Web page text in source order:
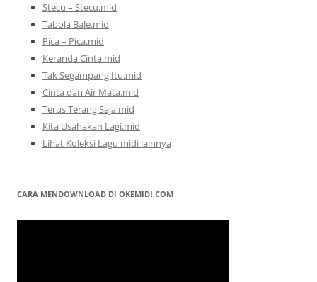
Stecu – Stecu.mid
Tabola Bale.mid
Pica – Pica.mid
Keranda Cinta.mid
Tak Segampang Itu.mid
Cinta dan Air Mata.mid
Terus Terang Saja.mid
Kita Usahakan Lagi.mid
Lihat Koleksi Lagu midi lainnya
CARA MENDOWNLOAD DI OKEMIDI.COM